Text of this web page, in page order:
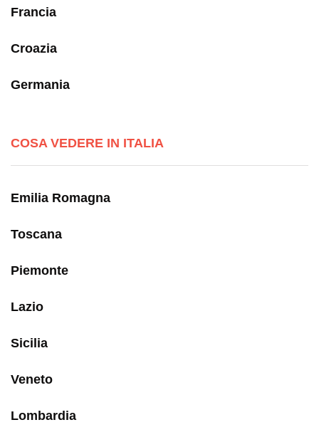
Francia
Croazia
Germania
COSA VEDERE IN ITALIA
Emilia Romagna
Toscana
Piemonte
Lazio
Sicilia
Veneto
Lombardia